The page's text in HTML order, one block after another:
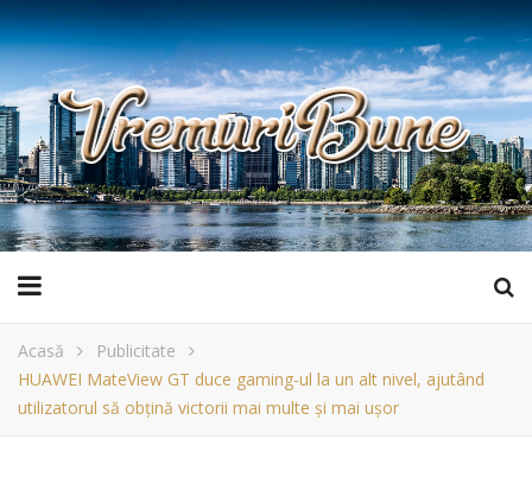
Acasă
Publicitate
HUAWEI MateView GT duce gaming-ul la un alt nivel, ajutând
utilizatorul să obțină victorii mai multe și mai ușor